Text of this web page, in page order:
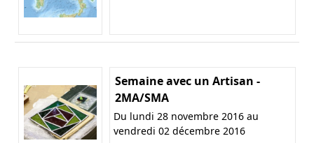
Semaine avec un Artisan -
2MA/SMA
Du lundi 28 novembre 2016 au
vendredi 02 décembre 2016